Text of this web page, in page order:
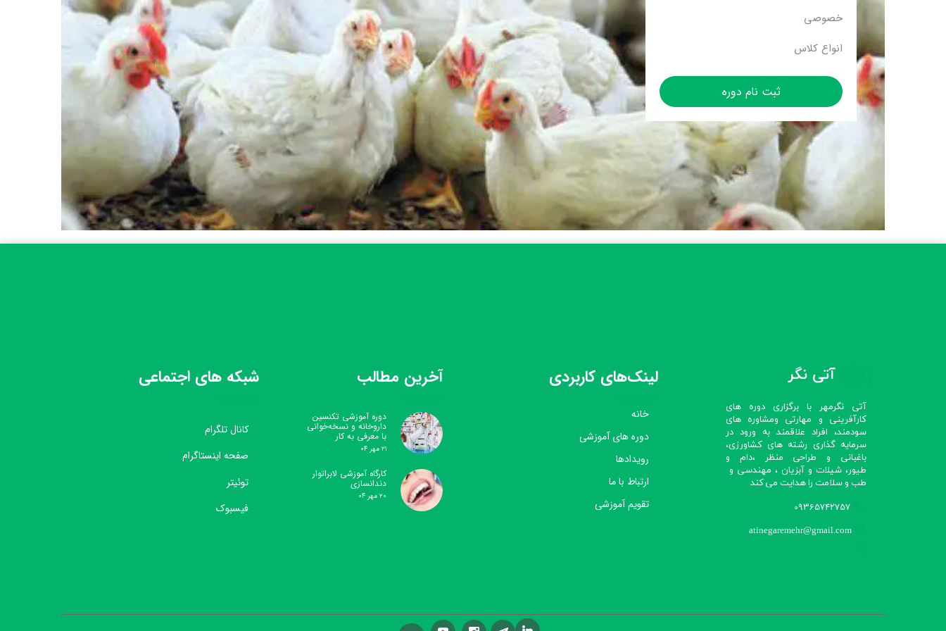
خصوصی
انواع کلاس
ثبت نام دوره
آتی نگر
آتی نگرمهر با برگزاری دوره های
کارآفرینی و مهارتی ومشاوره های
سودمند، افراد علاقمند به ورود در
سرمایه گذاری رشته های کشاورزی،
باغبانی و طراحی منظر ،دام و
طیور، شیلات و آبزیان ، مهندسی و
طب و سلامت را هدایت می کند​​​​​​​
09365742757
atinegaremehr@gmail.com
لینک‌های کاربردی
خانه
دوره های آموزشی
رویدادها
ارتباط با ما
تقویم آموزشی
آخرین مطالب
دوره آموزشی تکنسین
داروخانه و نسخه‌خوانی
با معرفی به کار
۲۱ مهر ۰۴
کارگاه آموزشی لابراتوار
دندانسازی
۲۰ مهر ۰۴
شبکه های اجتماعی
کانال تلگرام
صفحه اینستاگرام
توئیتر
فیسبوک